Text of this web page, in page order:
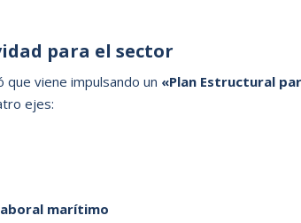
para el sector
que viene impulsando un «Plan Estructural
ejes:
marítimo